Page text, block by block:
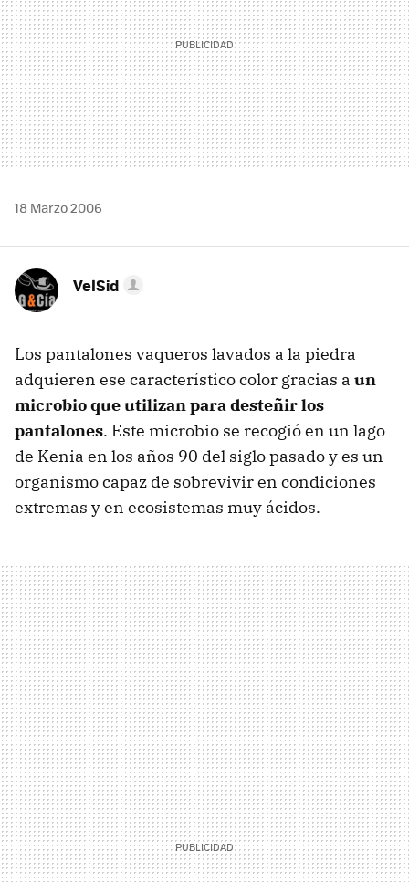
18 Marzo 2006
VelSid
Los pantalones vaqueros lavados a la piedra
adquieren ese característico color gracias a un
microbio que utilizan para desteñir los
pantalones. Este microbio se recogió en un lago
de Kenia en los años 90 del siglo pasado y es un
organismo capaz de sobrevivir en condiciones
extremas y en ecosistemas muy ácidos.